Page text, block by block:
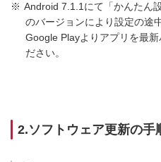
※ Android 7.1.1にて「かんたん
のバージョンにより設定の途
Google Playよりアプリを最
ださい。
2.ソフトウェア更新の手